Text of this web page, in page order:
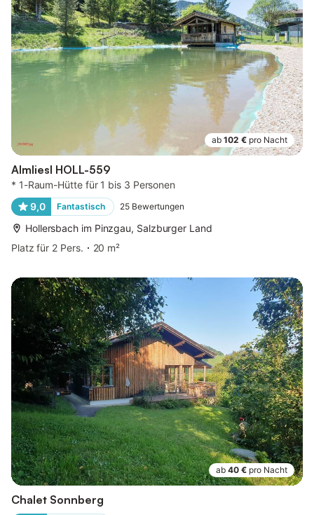
ab 102 € pro Nacht
Almliesl HOLL-559
* 1-Raum-Hütte für 1 bis 3 Personen
9,0
Fantastisch 25 Bewertungen
Hollersbach im Pinzgau, Salzburger Land
Platz für 2 Pers.
20 m²
ab 40 € pro Nacht
Chalet Sonnberg